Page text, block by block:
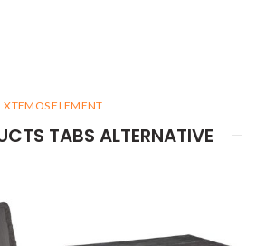
XTEMOS ELEMENT
TABS ALTERNATIVE